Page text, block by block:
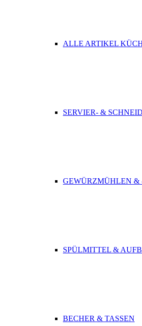
ALLE ARTIKEL
SERVIER- &
GEWÜRZMÜHLEN &
SPÜLMITTEL &
BECHER & TASSEN